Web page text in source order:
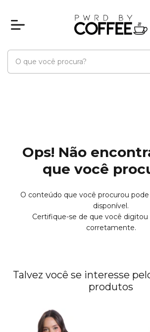
Ops! Não
que você
O conteúdo que você procurou
disponível.
Certifique-se de que você digitou
corretamente.
Talvez você se interesse
produtos